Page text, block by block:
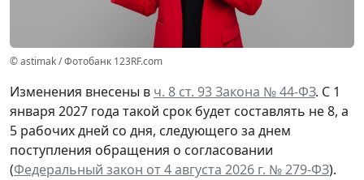
© astimak / Фотобанк 123RF.com
Изменения внесены в ч. 8 ст. 93 Закона № 44-ФЗ. С 1
января 2027 года такой срок будет составлять не 8, а
5 рабочих дней со дня, следующего за днем
поступления обращения о согласовании
(Федеральный закон от 4 августа 2026 г. № 279-ФЗ).